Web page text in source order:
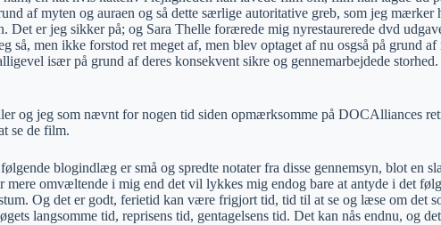
af myten og auraen og så dette særlige autoritative greb, som jeg mærker
Det er jeg sikker på; og Sara Thelle forærede mig nyrestaurerede dvd
så, men ikke forstod ret meget af, men blev optaget af nu osgså på grund
især på grund af deres konsekvent sikre og gennemarbejdede
og jeg som nævnt for nogen tid siden opmærksomme på DOCAlliances
se de film.
blogindlæg er små og spredte notater fra disse gennemsyn, blot en
mere omvæltende i mig end det vil lykkes mig endog bare at antyde i det
Og det er godt, ferietid kan være frigjort tid, tid til at se og læse om det
langsomme tid, reprisens tid, gentagelsens tid. Det kan nås endnu, og